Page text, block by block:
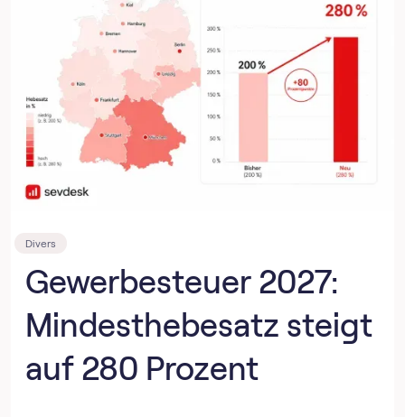
Divers
Gewerbesteuer 2027:
Mindesthebesatz steigt
auf 280 Prozent